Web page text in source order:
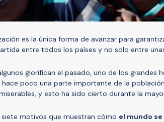
es la única forma de avanzar para
entre todos los países y no solo entre
glorifican el pasado, uno de los grandes
hace poco una parte importante de la
y esto ha sido cierto durante la
siete motivos que muestran cómo el mundo